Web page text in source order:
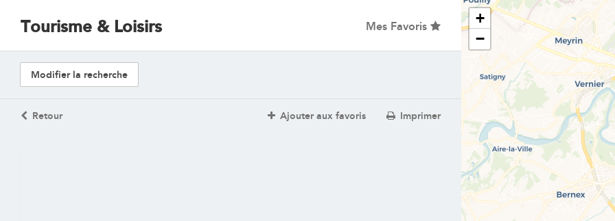
Mes Favoris
Tourisme & Loisirs
Modifier la recherche
Retour Imprimer
Ajouter aux favoris
+
−